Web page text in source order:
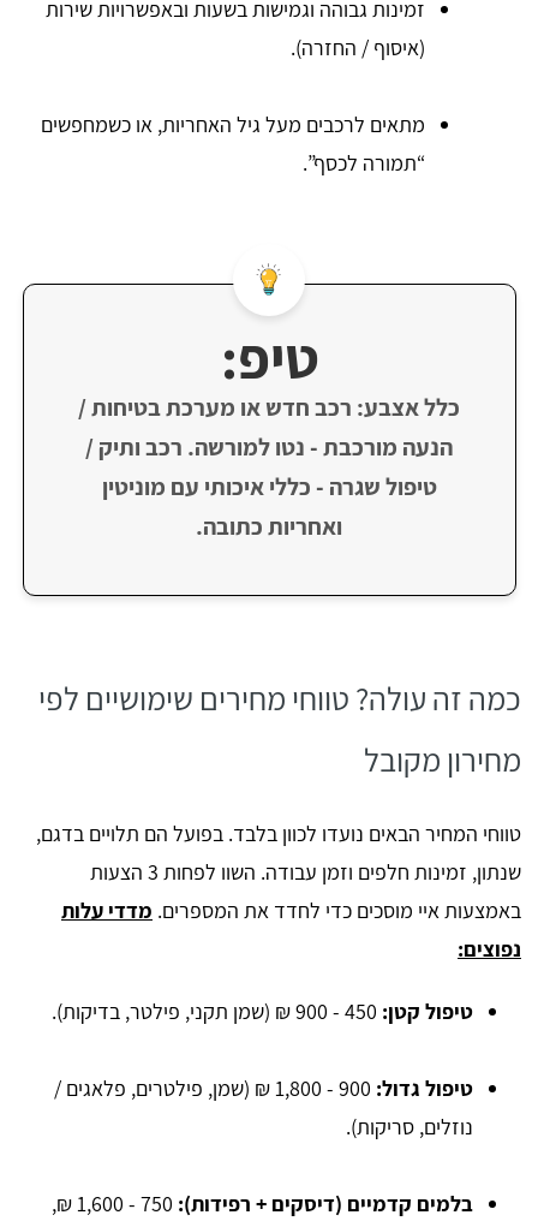
זמינות גבוהה וגמישות בשעות ובאפשרויות שירות
(איסוף / החזרה).
מתאים לרכבים מעל גיל האחריות, או כשמחפשים
“תמורה לכסף”.
טיפ:
כלל אצבע: רכב חדש או מערכת בטיחות /
הנעה מורכבת - נטו למורשה. רכב ותיק /
טיפול שגרה - כללי איכותי עם מוניטין
ואחריות כתובה.
כמה זה עולה? טווחי מחירים שימושיים לפי
מחירון מקובל
טווחי המחיר הבאים נועדו לכוון בלבד. בפועל הם תלויים בדגם,
שנתון, זמינות חלפים וזמן עבודה. השוו לפחות 3 הצעות
באמצעות איי מוסכים כדי לחדד את המספרים. מדדי עלות
נפוצים:
טיפול קטן:
טיפול גדול:
900 - 1,800 ₪ (שמן, פילטרים, פלאגים /
נוזלים, סריקות).
בלמים קדמיים (דיסקים + רפידות):
750 - 1,600 ₪,